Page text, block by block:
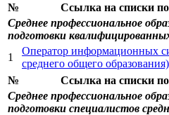
№
Ссылка на списки
Среднее профессиональное
подготовки
1
Оператор информационных
среднего общего образования)
№
Ссылка на списки
Среднее профессиональное
подготовки специалистов